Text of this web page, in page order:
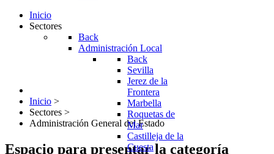
Inicio
Sectores
Back
Administración Local
Back
Sevilla
Jerez de la
Frontera
Marbella
Roquetas de
Mar
Castilleja de la
Cuesta
Inicio >
Sectores >
Administración General del Estado
Espacio para presentar la categoría